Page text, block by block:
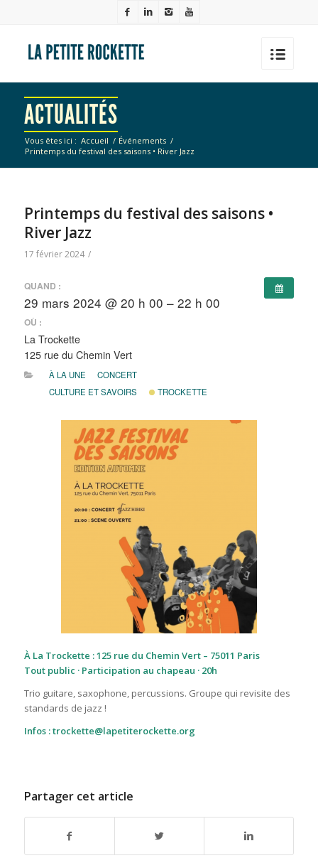
ACTUALITÉS
Vous êtes ici : Accueil / Événements /
Printemps du festival des saisons • River Jazz
Printemps du festival des saisons •
River Jazz
17 février 2024 /
QUAND :
29 mars 2024 @ 20 h 00 – 22 h 00
OÙ :
La Trockette
125 rue du Chemin Vert
À LA UNE
CONCERT
CULTURE ET SAVOIRS
TROCKETTE
À La Trockette : 125 rue du Chemin Vert – 75011 Paris
Tout public · Participation au chapeau · 20h
Trio guitare, saxophone, percussions. Groupe qui revisite des
standards de jazz !
Infos : trockette@lapetiterockette.org
Partager cet article